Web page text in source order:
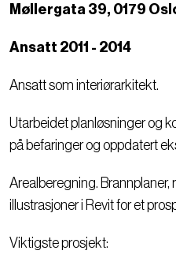
Møllergata 39, 0179
Ansatt 2011 - 2014
Ansatt som interiørarkitekt.
Utarbeidet planløsninger og
på befaringer og oppdatert
Arealberegning.
illustrasjoner i Revit for et
Viktigste prosjekt: